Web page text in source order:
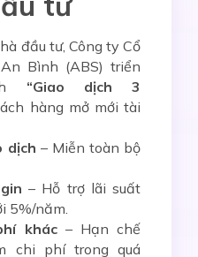
đầu tư, Công ty Cổ
Bình (ABS) triển
“Giao dịch 3
hàng mở mới tài
dịch – Miễn toàn bộ
– Hỗ trợ lãi suất
5%/năm.
khác– Hạn chế
chi phí trong quá